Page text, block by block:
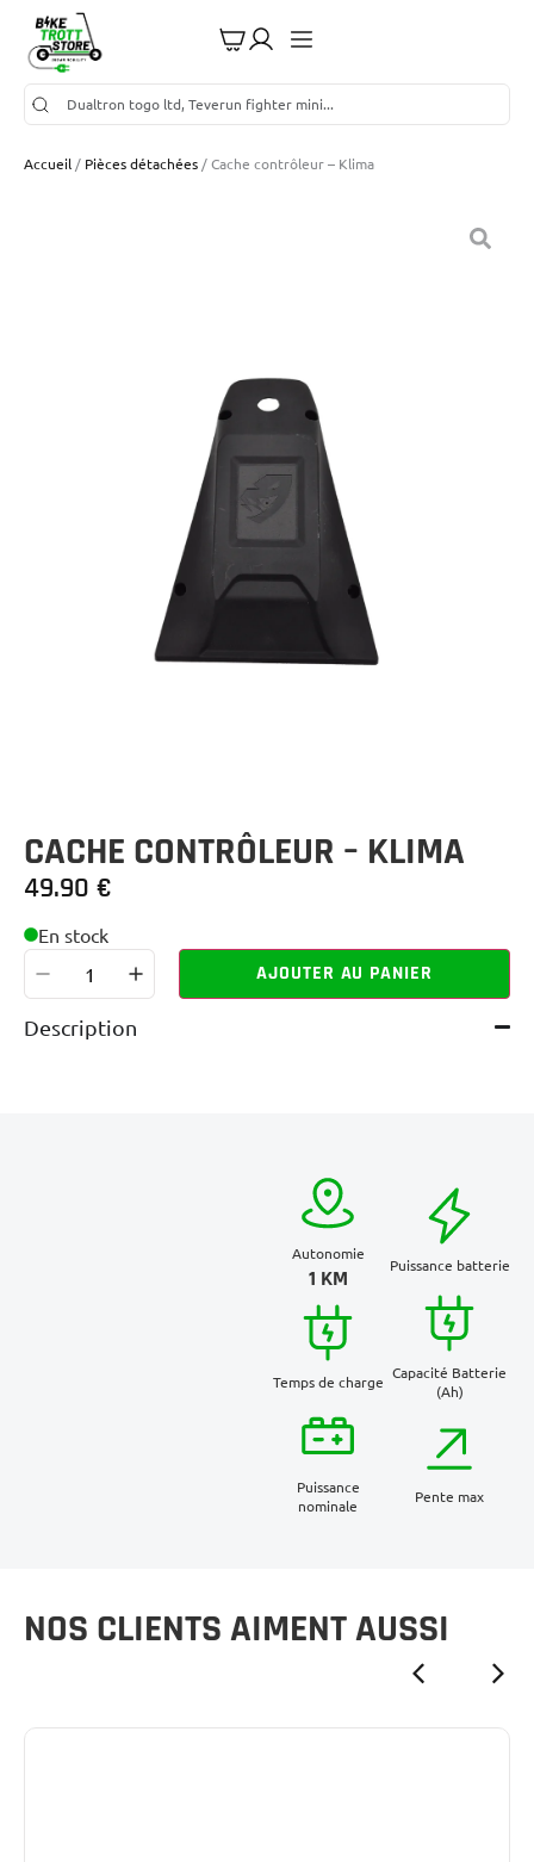
Accueil / Pièces détachées / Cache contrôleur – Klima
CACHE CONTRÔLEUR – KLIMA
49.90 €
En stock
AJOUTER AU PANIER
Description
Autonomie
1 KM Puissance batterie
Temps de charge Capacité Batterie
(Ah)
Puissance
nominale
Pente max
NOS CLIENTS AIMENT AUSSI